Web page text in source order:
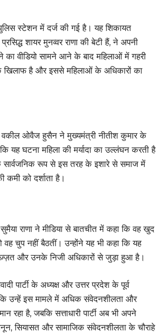
स्टेशन में दर्ज की गई है। यह शिकायत
शायर मुनव्वर राणा की बेटी हैं, ने अपनी
का वीडियो सामने आने के बाद महिलाओं में गहरी
खिलाफ है और इससे महिलाओं के अधिकारों का
वकील ओवैज हुसैन ने मुख्यमंत्री नीतीश कुमार के
घटना महिला की मर्यादा का उल्लंघन करती है
सार्वजनिक रूप से इस तरह के इशारे से समाज में
को दर्शाता है।
सुमैया राणा ने मीडिया से बातचीत में कहा कि वह खुद
वह चुप नहीं बैठतीं। उन्होंने यह भी कहा कि यह
और उनके निजी अधिकारों से जुड़ा हुआ है।
पार्टी के अध्यक्ष और उत्तर प्रदेश के पूर्व
उन्हें इस मामले में अधिक संवेदनशीलता और
रहा है, जबकि सत्ताधारी पार्टी अब भी अपने
सियासत और सामाजिक संवेदनशीलता के चौराहे